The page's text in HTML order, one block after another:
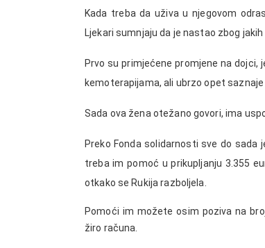
Kada treba da uživa u njegovom
Ljekari sumnjaju da je nastao zbog
Prvo su primjećene promjene na
kemoterapijama, ali ubrzo opet
Sada ova žena otežano govori, ima
Preko Fonda solidarnosti sve do
treba im pomoć u prikupljanju 3.355
otkako se Rukija razboljela.
Pomoći im možete osim poziva na
žiro računa.